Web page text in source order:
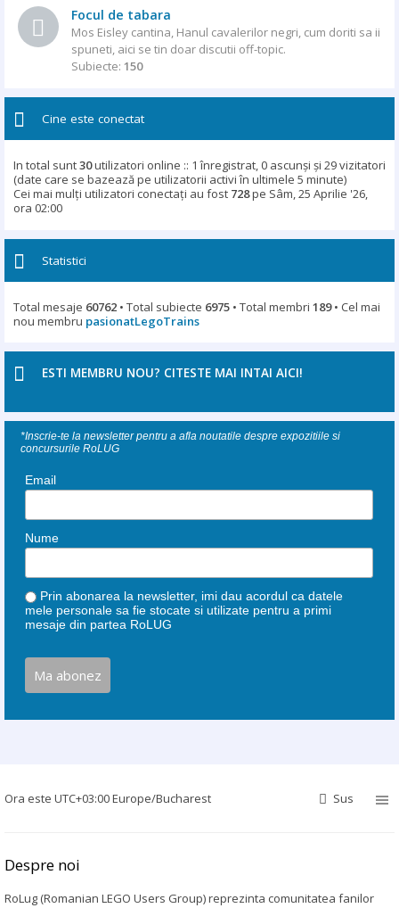
Focul de tabara
Mos Eisley cantina, Hanul cavalerilor negri, cum doriti sa ii
spuneti, aici se tin doar discutii off-topic.
Subiecte: 150
Cine este conectat
In total sunt30utilizatori online :: 1 înregistrat, 0 ascunși și 29 vizitatori
(date care se bazează pe utilizatorii activi în ultimele 5 minute)
Cei mai mulţi utilizatori conectaţi au fost 728pe Sâm, 25 Aprilie '26,
ora 02:00
Statistici
Total mesaje 60762 • Total subiecte 6975 • Total membri 189• Cel mai
nou membru pasionatLegoTrains
ESTI MEMBRU NOU? CITESTE MAI INTAI AICI!
*Inscrie-te la newsletter pentru a afla noutatile despre expozitiile si
concursurile RoLUG
Email
Nume
Prin abonarea la newsletter, imi dau acordul ca datele
mele personale sa fie stocate si utilizate pentru a primi
mesaje din partea RoLUG
Ora este UTC+03:00 Europe/Bucharest Sus
Despre noi
RoLug (Romanian LEGO Users Group) reprezinta comunitatea fanilor